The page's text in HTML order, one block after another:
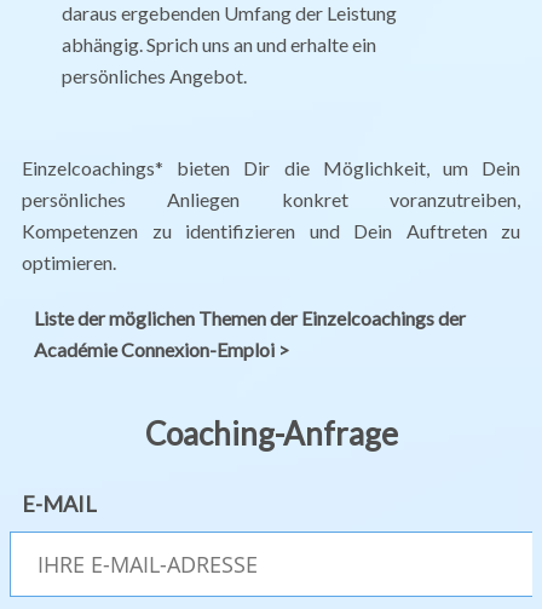
daraus ergebenden Umfang der Leistung
abhängig. Sprich uns an und erhalte ein
persönliches Angebot.
Einzelcoachings* bieten Dir die Möglichkeit, um Dein
persönliches Anliegen konkret voranzutreiben,
Kompetenzen zu identifizieren und Dein Auftreten zu
optimieren.
Liste der möglichen Themen der Einzelcoachings der
Académie Connexion-Emploi >
Coaching-Anfrage
E-MAIL